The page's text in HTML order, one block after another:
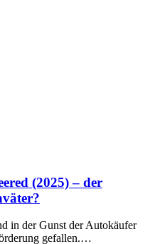
(2025) – der
in der Gunst der Autokäufer
gefallen.…